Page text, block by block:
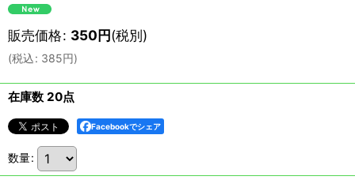
販売価格: 350円(税別)
(税込: 385円)
在庫数 20点
Facebookでシェア
数量: